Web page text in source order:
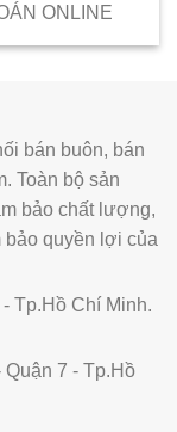
ONLINE
bán buôn, bán
Toàn bộ sản
bảo chất lượng,
bảo quyền lợi của
Tp.Hồ Chí Minh.
7 - Tp.Hồ